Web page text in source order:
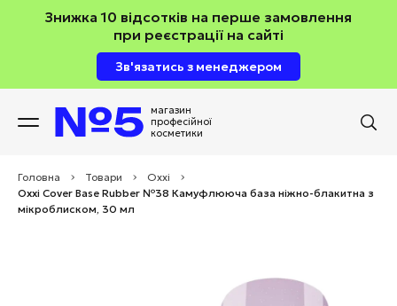
Знижка 10 відсотків на перше замовлення
при реєстрації на сайті
Зв'язатись з менеджером
магазин
професійної
косметики
Головна > Товари > Oxxi
>
Oxxi Cover Base Rubber №38 Камуфлююча база ніжно-блакитна з
мікроблиском, 30 мл